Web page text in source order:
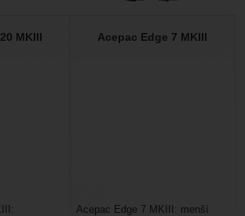
MKIII Acepac Edge 7 MKIII
Acepac Edge 7 MKIII: menší